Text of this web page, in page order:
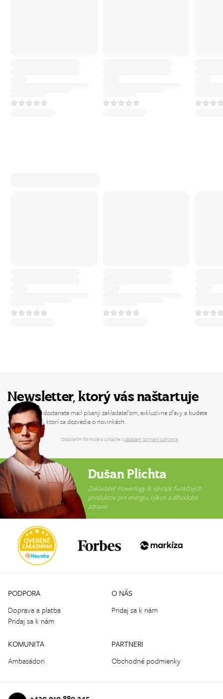
Newsletter, ktorý vás naštartuje
Každý týždeň dostanete mail písaný zakladateľom, exkluzívne zľavy a budete
medzi prvými, ktorí sa dozvedia o novinkách.
Odoslaním formulára súhlasíte szásadami ochrany súkromia.
Dušan Plichta
Zakladateľ Powerlogy & vývojár funkčných
produktov pre energiu, výkon a dlhodobé
zdravie
PODPORA
Doprava a platba
Pridaj sa k nám
O NÁS
Pridaj sa k nám
KOMUNITA
Ambasádori
PARTNERI
Obchodné podmienky